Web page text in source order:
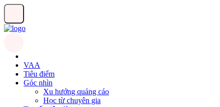
VAA
Tiêu điểm
Góc nhìn
Xu hướng quảng cáo
Học từ chuyên gia